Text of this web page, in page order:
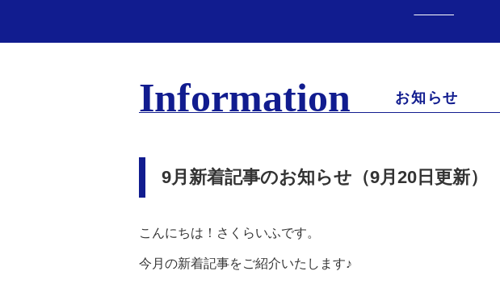
Information お知らせ
9月新着記事のお知らせ（9月20日更新）
こんにちは！さくらいふです。
今月の新着記事をご紹介いたします♪